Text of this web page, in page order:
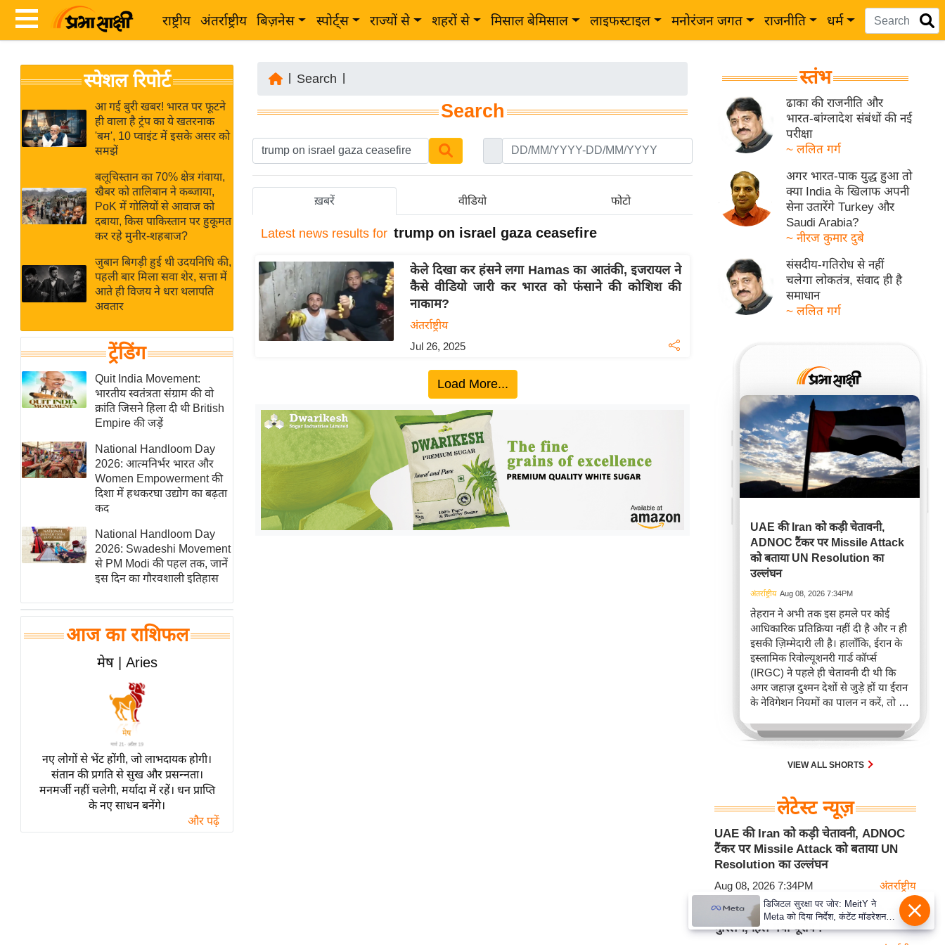
राष्ट्रीय अंतर्राष्ट्रीय बिज़नेस स्पोर्ट्स राज्यों से शहरों से मिसाल बेमिसाल लाइफस्टाइल मनोरंजन जगत राजनीति धर्म
News
Hindi
Live
News in
Hindi
News
Hindi
Videos
ख
ब
र
अंतर्राष्ट्रीय
बिज़नेस
विशेषज्ञ
राय
खेल
क्रिकेट
IPL
2026
ई-पेपर
मिसाल बेमिसाल
शख्सियत
यंग इंडिया
साहित्य जगत
ऑटो वर्ल्ड
न्यूज ब्रीफ
बॉलीवुड
हॉलीवुड
फिल्म समीक्षा
लाइफस्टाइल
टेक्नॉलॉजी
ब्यूटी/फैशन
घरेलू नुस्खे
पर्यटन स्थल
फिटनेस मंत्रा
स्पेशल रिपोर्ट
आ गई बुरी खबर! भारत पर फूटने
ही वाला है ट्रंप का ये खतरनाक
'बम', 10 प्वाइंट में इसके असर को
समझें
बलूचिस्तान का 70% क्षेत्र गंवाया,
खैबर को तालिबान ने कब्जाया,
PoK में गोलियों से आवाज को
दबाया, किस पाकिस्तान पर हुकूमत
कर रहे मुनीर-शहबाज?
जुबान बिगड़ी हुई थी उदयनिधि की,
पहली बार मिला सवा शेर, सत्ता में
आते ही विजय ने धरा थलापति
अवतार
ट्रेंडिंग
Quit India Movement:
भारतीय स्वतंत्रता संग्राम की वो
क्रांति जिसने हिला दी थी British
Empire की जड़ें
National Handloom Day
2026: आत्मनिर्भर भारत और
Women Empowerment की
दिशा में हथकरघा उद्योग का बढ़ता
कद
National Handloom Day
2026: Swadeshi Movement
से PM Modi की पहल तक, जानें
इस दिन का गौरवशाली इतिहास
आज का राशिफल
मेष | Aries
नए लोगों से भेंट होंगी, जो लाभदायक होगी।
संतान की प्रगति से सुख और प्रसन्नता।
मनमर्जी नहीं चलेगी, मर्यादा में रहें। धन प्राप्ति
के नए साधन बनेंगे।
और पढ़ें
Search
Search
ख़बरें वीडियो फोटो
Latest news results for trump on israel gaza ceasefire
केले दिखा कर हंसने लगा Hamas का आतंकी, इजरायल ने
कैसे वीडियो जारी कर भारत को फंसाने की कोशिश की
नाकाम?
अंतर्राष्ट्रीय
Jul 26, 2025
Load More...
स्तंभ
ढाका की राजनीति और
भारत-बांग्लादेश संबंधों की नई
परीक्षा
~ ललित गर्ग
अगर भारत-पाक युद्ध हुआ तो
क्या India के खिलाफ अपनी
सेना उतारेंगे Turkey और
Saudi Arabia?
~ नीरज कुमार दुबे
संसदीय-गतिरोध से नहीं
चलेगा लोकतंत्र, संवाद ही है
समाधान
~ ललित गर्ग
UAE की Iran को कड़ी चेतावनी,
ADNOC टैंकर पर Missile Attack
को बताया UN Resolution का
उल्लंघन
अंतर्राष्ट्रीय Aug 08, 2026 7:34PM
तेहरान ने अभी तक इस हमले पर कोई
आधिकारिक प्रतिक्रिया नहीं दी है और न ही
इसकी ज़िम्मेदारी ली है। हालाँकि, ईरान के
इस्लामिक रिवोल्यूशनरी गार्ड कॉर्प्स
(IRGC) ने पहले ही चेतावनी दी थी कि
अगर जहाज़ दुश्मन देशों से जुड़े हों या ईरान
के नेविगेशन नियमों का पालन न करें, तो वे
ख़िलाफ़ सख़्त कार्रवाई कर सकते हैं।
VIEW ALL SHORTS
लेटेस्ट न्यूज़
UAE की Iran को कड़ी चेतावनी, ADNOC
टैंकर पर Missile Attack को बताया UN
Resolution का उल्लंघन
Aug 08, 2026 7:34PM अंतर्राष्ट्रीय
हिंदुओं को धोखा देने वाले इस देश को ले डूबे
मुस्लिम, हिल गया यूरोप !
डिजिटल सुरक्षा पर जोर: MeitY ने
Meta को दिया निर्देश, कंटेंट मॉडरेशन
मजबूत करे